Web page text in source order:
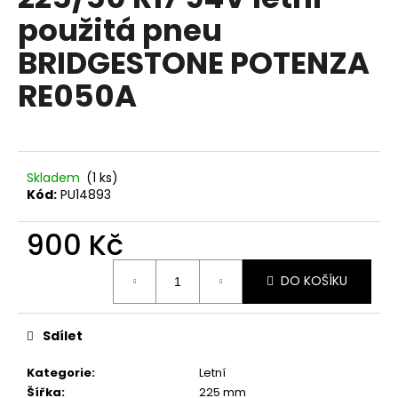
5
hvězdiček.
použitá pneu
BRIDGESTONE POTENZA
RE050A
Skladem (1 ks)
Kód: PU14893
900 Kč
DO KOŠÍKU
Kategorie:
Letní
Šířka:
225 mm
Sdílet
a
j
í
t
?
o
u